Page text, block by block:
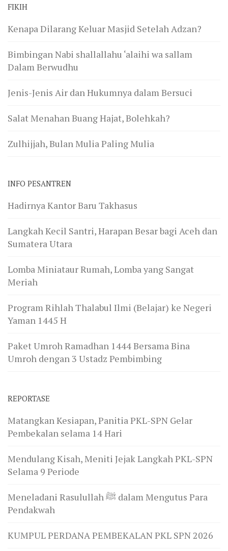
FIKIH
Kenapa Dilarang Keluar Masjid Setelah Adzan?
Bimbingan Nabi shallallahu ‘alaihi wa sallam
Dalam Berwudhu
Jenis-Jenis Air dan Hukumnya dalam Bersuci
Salat Menahan Buang Hajat, Bolehkah?
Zulhijjah, Bulan Mulia Paling Mulia
INFO PESANTREN
Hadirnya Kantor Baru Takhasus
Langkah Kecil Santri, Harapan Besar bagi Aceh dan
Sumatera Utara
Lomba Miniataur Rumah, Lomba yang Sangat
Meriah
Program Rihlah Thalabul Ilmi (Belajar) ke Negeri
Yaman 1445 H
Paket Umroh Ramadhan 1444 Bersama Bina
Umroh dengan 3 Ustadz Pembimbing
REPORTASE
Matangkan Kesiapan, Panitia PKL-SPN Gelar
Pembekalan selama 14 Hari
Mendulang Kisah, Meniti Jejak Langkah PKL-SPN
Selama 9 Periode
Meneladani Rasulullah ﷺ dalam Mengutus Para
Pendakwah
KUMPUL PERDANA PEMBEKALAN PKL SPN 2026